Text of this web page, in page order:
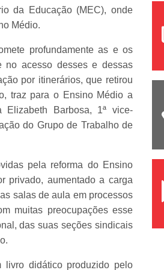
da Educação (MEC), onde
Médio.
profundamente as e os
no acesso desses e dessas
por itinerários, que retirou
traz para o Ensino Médio a
Elizabeth Barbosa, 1ª vice-
do Grupo de Trabalho de
pela reforma do Ensino
privado, aumentado a carga
salas de aula em processos
muitas preocupações esse
das suas seções sindicais
livro didático produzido pelo